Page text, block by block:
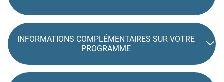
INFORMATIONS COMPLÉMENTAIRES SUR VOTRE
PROGRAMME